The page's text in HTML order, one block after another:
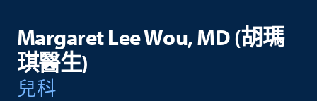
Margaret Lee Wou, MD (胡瑪
琪醫生)
兒科